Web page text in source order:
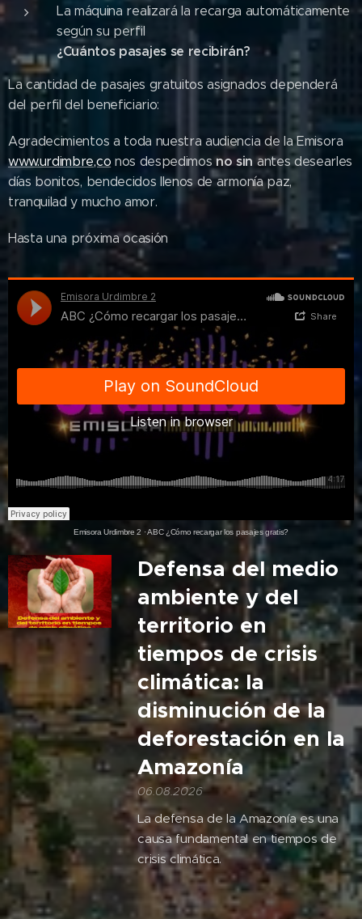
La máquina realizará la recarga automáticamente
según su perfil
¿Cuántos pasajes se recibirán?
La cantidad de pasajes gratuitos asignados dependerá
del perfil del beneficiario:
Agradecimientos a toda nuestra audiencia de la Emisora
www.urdimbre,co nos despedimosno sinantes desearles
días bonitos, bendecidos llenos de armonía paz,
tranquilad y mucho amor.
Hasta una próxima ocasión
Emisora Urdimbre 2 ·ABC ¿Cómo recargar los pasajes gratis?
Defensa del medio
ambiente y del
territorio en
tiempos de crisis
climática: la
disminución de la
deforestación en la
Amazonía
06.08.2026
La defensa de la Amazonía es una
causa fundamental en tiempos de
crisis climática.